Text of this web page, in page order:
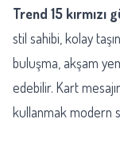
Trend 15 kırmızı
stil sahibi, kolay
buluşma, akşam
edebilir. Kart
kullanmak modern